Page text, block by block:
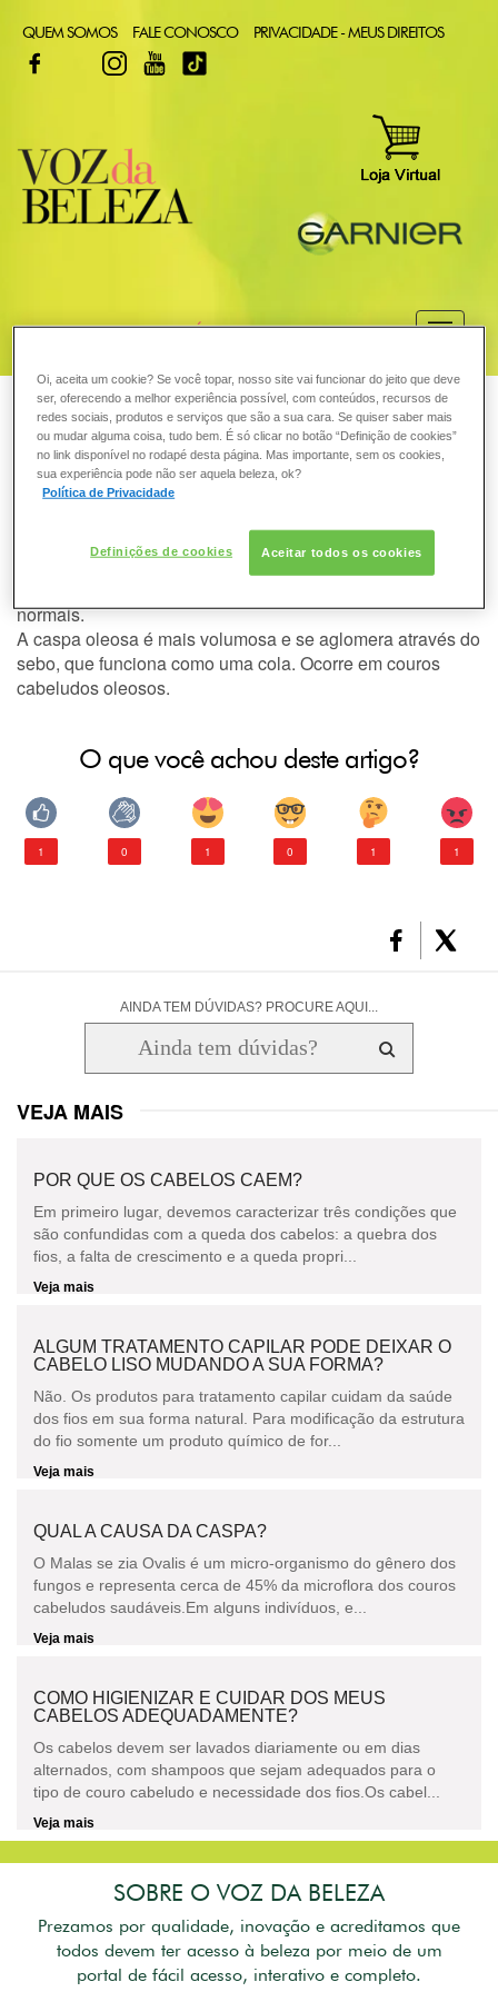
QUEM SOMOS FALE CONOSCO
PRIVACIDADE - MEUS DIREITOS
FACEBOOK
TWITTER INSTAGRAM
YOUTUBE
COMO POSSO AJUDAR? DÚVIDAS SOBRE:
CABELO
COLORAÇÃO
DESODORANTE
CONSULTORIA DE PRODUTOS GARNIER
VOZ DA BELEZA GARNIER CABELO
Como distinguir a caspa seca da
oleosa?
A caspa seca é de cor branca ou cinzenta. Apresenta-se
como pequenas escamas que caem à mais leve
normais.
A caspa oleosa é mais volumosa e se aglomera através do
sebo, que funciona como uma cola. Ocorre em couros
cabeludos oleosos.
O que você achou deste artigo?
1 0 1 0 1 1
AINDA TEM DÚVIDAS? PROCURE AQUI...
VEJA MAIS
POR QUE OS CABELOS CAEM?
Em primeiro lugar, devemos caracterizar três condições que
são confundidas com a queda dos cabelos: a quebra dos
fios, a falta de crescimento e a queda propri...
Veja mais
ALGUM TRATAMENTO CAPILAR PODE DEIXAR O
CABELO LISO MUDANDO A SUA FORMA?
Não. Os produtos para tratamento capilar cuidam da saúde
dos fios em sua forma natural. Para modificação da estrutura
do fio somente um produto químico de for...
Veja mais
QUAL A CAUSA DA CASPA?
O Malas se zia Ovalis é um micro-organismo do gênero dos
fungos e representa cerca de 45% da microflora dos couros
cabeludos saudáveis.Em alguns indivíduos, e...
Veja mais
COMO HIGIENIZAR E CUIDAR DOS MEUS
CABELOS ADEQUADAMENTE?
Os cabelos devem ser lavados diariamente ou em dias
alternados, com shampoos que sejam adequados para o
tipo de couro cabeludo e necessidade dos fios.Os cabel...
Veja mais
SOBRE O VOZ DA BELEZA
Prezamos por qualidade, inovação e acreditamos que
todos devem ter acesso à beleza por meio de um
portal de fácil acesso, interativo e completo.
Oi, aceita um cookie? Se você topar, nosso site vai funcionar do jeito que deve
ser, oferecendo a melhor experiência possível, com conteúdos, recursos de
redes sociais, produtos e serviços que são a sua cara. Se quiser saber mais
ou mudar alguma coisa, tudo bem. É só clicar no botão “Definição de cookies”
no link disponível no rodapé desta página. Mas importante, sem os cookies,
sua experiência pode não ser aquela beleza, ok?
Política de Privacidade
Definições de cookies Aceitar todos os cookies